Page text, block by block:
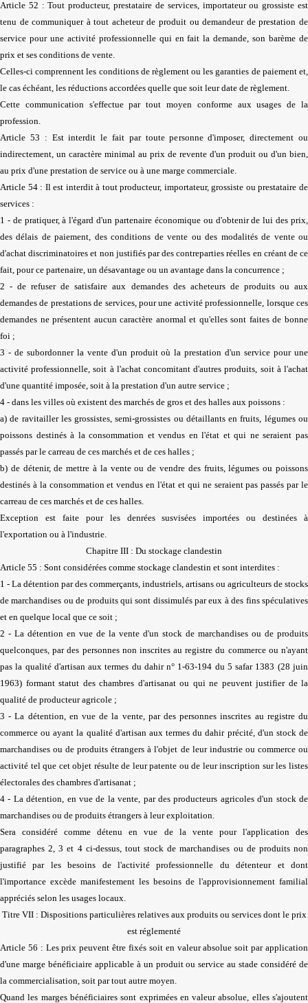
Article 52 : Tout producteur, prestataire de services, importateur ou grossiste est
tenu de communiquer à tout acheteur de produit ou demandeur de prestation de
service pour une activité professionnelle qui en fait la demande, son barème de
prix et ses conditions de vente.
Celles-ci comprennent les conditions de règlement ou les garanties de paiement et,
le cas échéant, les réductions accordées quelle que soit leur date de règlement.
Cette communication s'effectue par tout moyen conforme aux usages de la
profession.
Article 53 : Est interdit le fait par toute personne d'imposer, directement ou
indirectement, un caractère minimal au prix de revente d'un produit ou d'un bien,
au prix d'une prestation de service ou à une marge commerciale.
Article 54 : Il est interdit à tout producteur, importateur, grossiste ou prestataire de
services :
1 - de pratiquer, à l'égard d'un partenaire économique ou d'obtenir de lui des prix,
des délais de paiement, des conditions de vente ou des modalités de vente ou
d'achat discriminatoires et non justifiés par des contreparties réelles en créant de ce
fait, pour ce partenaire, un désavantage ou un avantage dans la concurrence ;
2 - de refuser de satisfaire aux demandes des acheteurs de produits ou aux
demandes de prestations de services, pour une activité professionnelle, lorsque ces
demandes ne présentent aucun caractère anormal et qu'elles sont faites de bonne
foi ;
3 - de subordonner la vente d'un produit où la prestation d'un service pour une
activité professionnelle, soit à l'achat concomitant d'autres produits, soit à l'achat
d'une quantité imposée, soit à la prestation d'un autre service ;
4 - dans les villes où existent des marchés de gros et des halles aux poissons :
a) de ravitailler les grossistes, semi-grossistes ou détaillants en fruits, légumes ou
poissons destinés à la consommation et vendus en l'état et qui ne seraient pas
passés par le carreau de ces marchés et de ces halles ;
b) de détenir, de mettre à la vente ou de vendre des fruits, légumes ou poissons
destinés à la consommation et vendus en l'état et qui ne seraient pas passés par le
carreau de ces marchés et de ces halles.
Exception est faite pour les denrées susvisées importées ou destinées à
l'exportation ou à l'industrie.
Chapitre III : Du stockage clandestin
Article 55 : Sont considérées comme stockage clandestin et sont interdites :
1 - La détention par des commerçants, industriels, artisans ou agriculteurs de stocks
de marchandises ou de produits qui sont dissimulés par eux à des fins spéculatives
et en quelque local que ce soit ;
2 - La détention en vue de la vente d'un stock de marchandises ou de produits
quelconques, par des personnes non inscrites au registre du commerce ou n'ayant
pas la qualité d'artisan aux termes du dahir n° 1-63-194 du 5 safar 1383 (28 juin
1963) formant statut des chambres d'artisanat ou qui ne peuvent justifier de la
qualité de producteur agricole ;
3 - La détention, en vue de la vente, par des personnes inscrites au registre du
commerce ou ayant la qualité d'artisan aux termes du dahir précité, d'un stock de
marchandises ou de produits étrangers à l'objet de leur industrie ou commerce ou
activité tel que cet objet résulte de leur patente ou de leur inscription sur les listes
électorales des chambres d'artisanat ;
4 - La détention, en vue de la vente, par des producteurs agricoles d'un stock de
marchandises ou de produits étrangers à leur exploitation.
Sera considéré comme détenu en vue de la vente pour l'application des
paragraphes 2, 3 et 4 ci-dessus, tout stock de marchandises ou de produits non
justifié par les besoins de l'activité professionnelle du détenteur et dont
l'importance excède manifestement les besoins de l'approvisionnement familial
appréciés selon les usages locaux.
Titre VII : Dispositions particulières relatives aux produits ou services dont le prix
est réglementé
Article 56 : Les prix peuvent être fixés soit en valeur absolue soit par application
d'une marge bénéficiaire applicable à un produit ou service au stade considéré de
la commercialisation, soit par tout autre moyen.
Quand les marges bénéficiaires sont exprimées en valeur absolue, elles s'ajoutent